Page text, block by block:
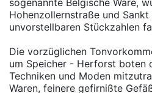
sogenannte Belgische Ware,
Hohenzollernstraße und
unvorstellbaren Stückzahlen
Die vorzüglichen
um Speicher - Herforst boten
Techniken und Moden
Waren, feinere gefirnißte